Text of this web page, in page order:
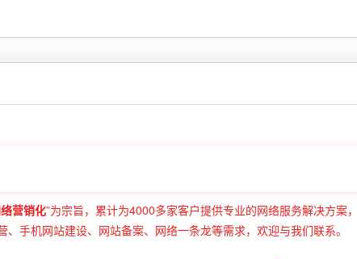
营销化”为宗旨，累计为4000多家客户提供专业的网络服务解决方案
手机网站建设、网站备案、网络一条龙等需求，欢迎与我们联系。